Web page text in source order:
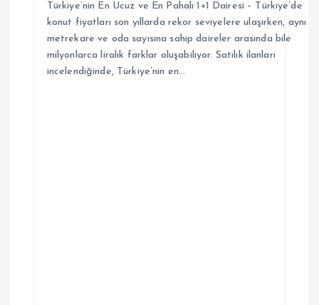
Türkiye’nin En Ucuz ve En Pahalı 1+1 Dairesi – Türkiye’de
konut fiyatları son yıllarda rekor seviyelere ulaşırken, aynı
metrekare ve oda sayısına sahip daireler arasında bile
milyonlarca liralık farklar oluşabiliyor. Satılık ilanları
incelendiğinde, Türkiye’nin en…